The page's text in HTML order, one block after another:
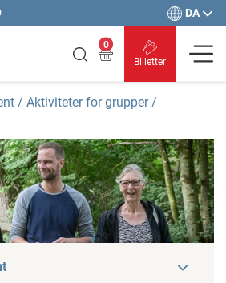
DA
Billetter
0
/ Aktiviteter for grupper /